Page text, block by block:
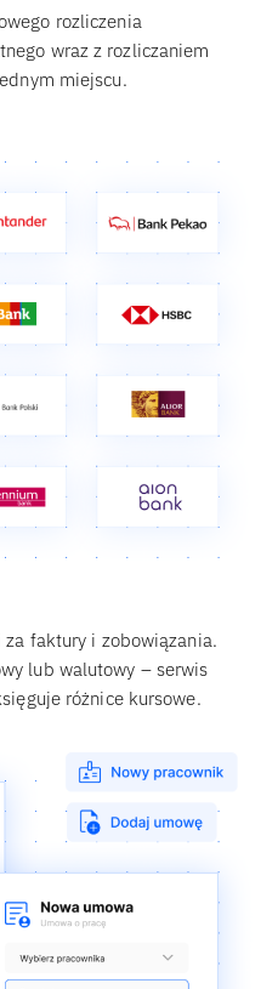
rozliczenia
wraz z rozliczaniem
miejscu.
za faktury i zobowiązania.
lub walutowy – serwis
różnice kursowe.